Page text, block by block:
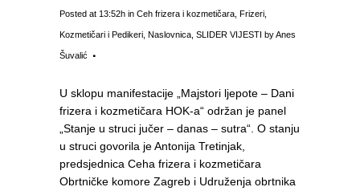
Posted at 13:52h in Ceh frizera i kozmetičara Frizeri
Kozmetičari i Pedikeri Naslovnica SLIDER VIJESTI byAnes
Šuvalić
U sklopu manifestacije „Majstori ljepote – Dani
frizera i kozmetičara HOK-a“ održan je panel
„Stanje u struci jučer – danas – sutra“. O stanju
u struci govorila je Antonija Tretinjak,
predsjednica Ceha frizera i kozmetičara
Obrtničke komore Zagreb i Udruženja obrtnika